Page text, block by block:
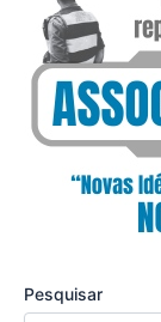
Pesquisar